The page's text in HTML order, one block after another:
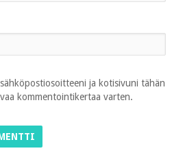
ja kotisivuni tähän
kommentointikertaa varten.